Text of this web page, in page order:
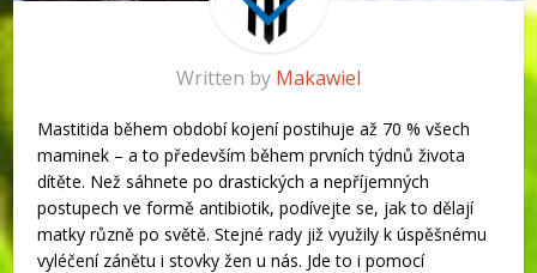
Written by Makawiel
Mastitida během období kojení postihuje až 70 % všech
maminek – a to především během prvních týdnů života
dítěte. Než sáhnete po drastických a nepříjemných
postupech ve formě antibiotik, podívejte se, jak to dělají
matky různě po světě. Stejné rady již využily k úspěšnému
vyléčení zánětu i stovky žen u nás. Jde to i pomocí